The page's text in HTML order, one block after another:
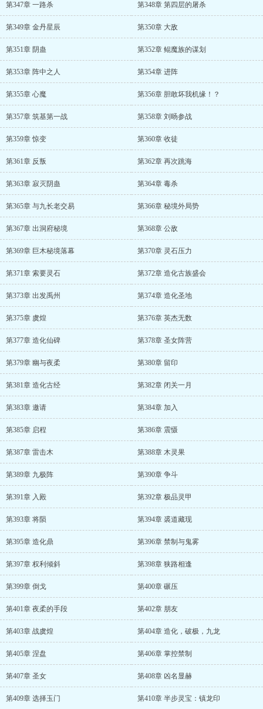
第347章 一路杀 第348章 第四层的屠杀
第349章 金丹星辰 第350章 大敌
第351章 阴蛊 第352章 鲲魔族的谋划
第353章 阵中之人 第354章 进阵
第355章 心魔 第356章 胆敢坏我机缘！？
第357章 筑基第一战 第358章 刘旸参战
第359章 惊变 第360章 收徒
第361章 反叛 第362章 再次跳海
第363章 寂灭阴蛊 第364章 毒杀
第365章 与九长老交易 第366章 秘境外局势
第367章 出洞府秘境 第368章 公敌
第369章 巨木秘境落幕 第370章 灵石压力
第371章 索要灵石 第372章 造化古族盛会
第373章 出发禹州 第374章 造化圣地
第375章 虞煌 第376章 英杰无数
第377章 造化仙碑 第378章 圣女阵营
第379章 幽与夜柔 第380章 留印
第381章 造化古经 第382章 闭关一月
第383章 邀请 第384章 加入
第385章 启程 第386章 震慑
第387章 雷击木 第388章 木灵果
第389章 九极阵 第390章 争斗
第391章 入殿 第392章 极品灵甲
第393章 将陨 第394章 裘道藏现
第395章 造化鼎 第396章 禁制与鬼雾
第397章 权利倾斜 第398章 狭路相逢
第399章 倒戈 第400章 碾压
第401章 夜柔的手段 第402章 朋友
第403章 战虞煌 第404章 造化，破极，九龙
第405章 涅盘 第406章 掌控禁制
第407章 圣女 第408章 凶名显赫
第409章 选择玉门 第410章 半步灵宝：镇龙印